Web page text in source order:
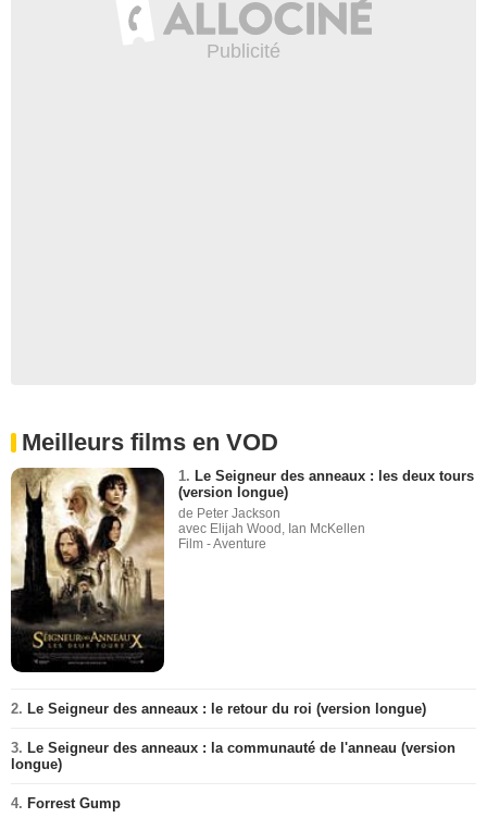
Meilleurs films en VOD
1. Le Seigneur des anneaux : les deux tours
(version longue)
de Peter Jackson
avec Elijah Wood, Ian McKellen
Film - Aventure
2. Le Seigneur des anneaux : le retour du roi (version longue)
3. Le Seigneur des anneaux : la communauté de l'anneau (version
longue)
4. Forrest Gump